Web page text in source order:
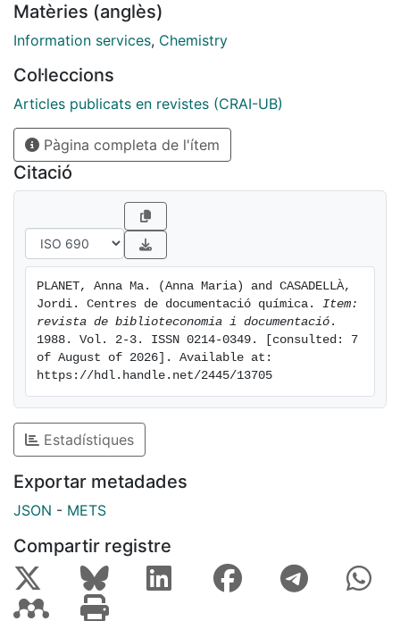
connexió amb bases de dades, etc.). A més, un centre
de documentació pot també recollir i tractar els
d'interès per al camp científic que tracta.
Matèries (anglès)
Information services, Chemistry
Col·leccions
Articles publicats en revistes (CRAI-UB)
Pàgina completa de l'ítem
Citació
PLANET, Anna Ma. (Anna Maria) and CASADELLÀ,
Jordi. Centres de documentació química. Item:
revista de biblioteconomia i documentació .
1988. Vol. 2-3. ISSN 0214-0349. [consulted: 7
of August of 2026]. Available at:
https://hdl.handle.net/2445/13705
Estadístiques
Exportar metadades
JSON - METS
Compartir registre